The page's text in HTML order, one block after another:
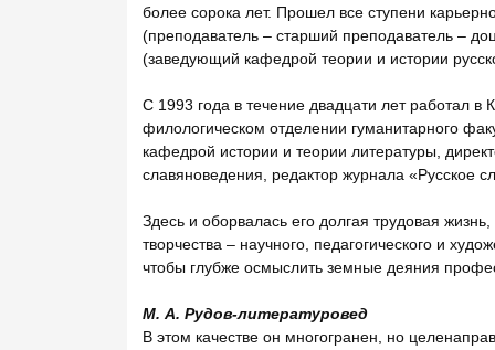
более сорока лет. Прошел все ступени
(преподаватель – старший преподаватель –
(заведующий кафедрой теории и истории
С 1993 года в течение двадцати лет работал в
филологическом отделении гуманитарного
кафедрой истории и теории литературы,
славяноведения, редактор журнала «Русское
Здесь и оборвалась его долгая трудовая
творчества – научного, педагогического и
чтобы глубже осмыслить земные деяния
М. А. Рудов-литературовед
В этом качестве он многогранен, но